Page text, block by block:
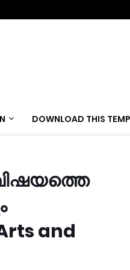
DOWNLOAD THIS
and